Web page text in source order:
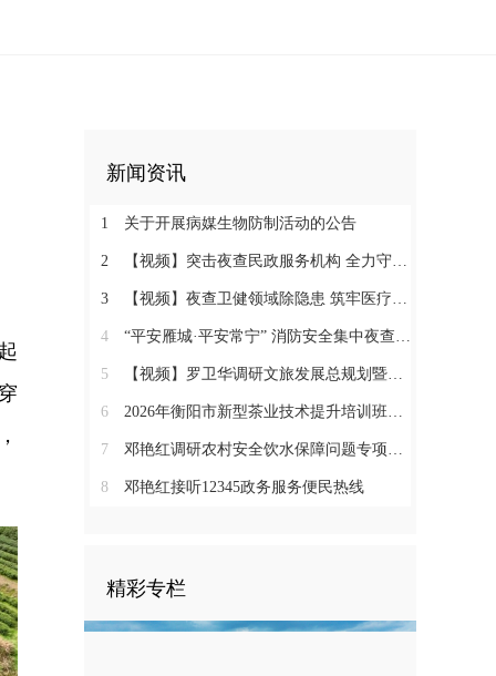
新闻资讯
1 关于开展病媒生物防制活动的公告
2 【视频】突击夜查民政服务机构 全力守护特殊群体安全
3 【视频】夜查卫健领域除隐患 筑牢医疗机构消防安全“防火墙”
4 “平安雁城·平安常宁” 消防安全集中夜查行动通告
5 【视频】罗卫华调研文旅发展总规划暨农文旅发展工作
6 2026年衡阳市新型茶业技术提升培训班在塔山瑶族乡开班
7 邓艳红调研农村安全饮水保障问题专项整治和抗旱保水工作
8 邓艳红接听12345政务服务便民热线
精彩专栏